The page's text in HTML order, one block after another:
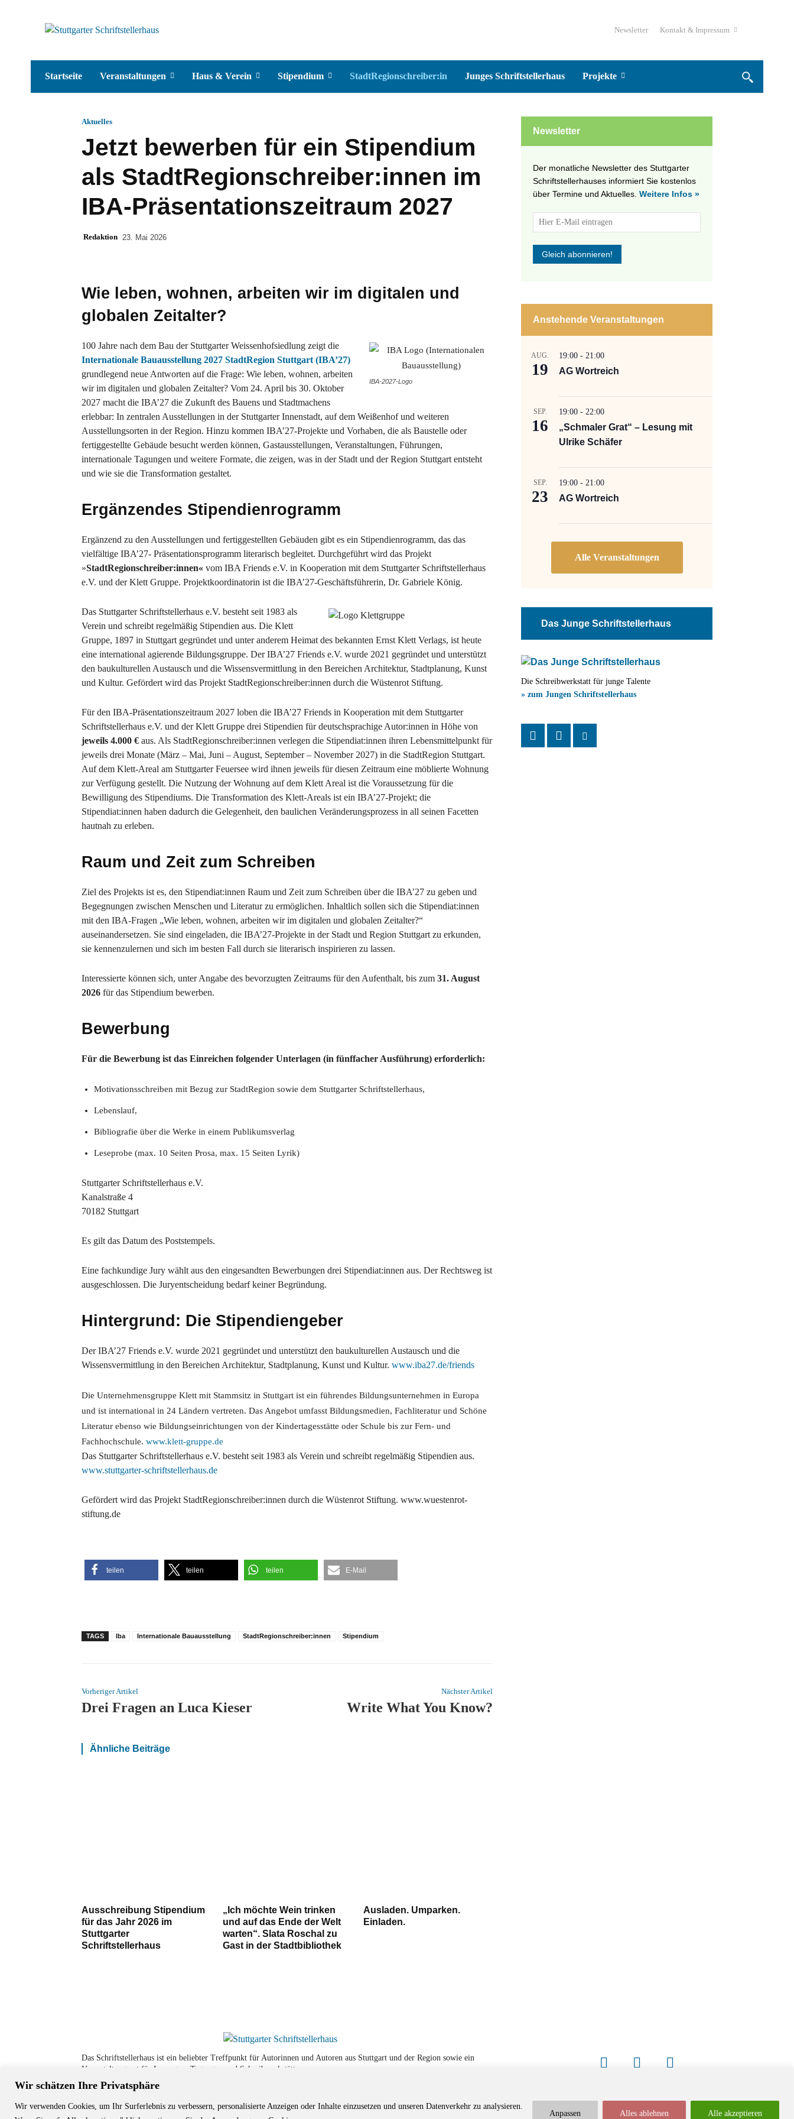
Wir schätzen Ihre Privatsphäre
Wir verwenden Cookies, um Ihr Surferlebnis zu verbessern, personalisierte Anzeigen oder Inhalte einzusetzen und unseren Datenverkehr zu analysieren.
Anpassen Alles ablehnen Alle akzeptieren
Newsletter Kontakt & Impressum
Startseite Veranstaltungen Haus & Verein Stipendium StadtRegionschreiber:in Junges Schriftstellerhaus Projekte
Aktuelles
Jetzt bewerben für ein Stipendium
als StadtRegionschreiber:innen im
IBA-Präsentationszeitraum 2027
Redaktion 23. Mai 2026
Wie leben, wohnen, arbeiten wir im digitalen und
globalen Zeitalter?
IBA-2027-Logo
100 Jahre nach dem Bau der Stuttgarter Weissenhofsiedlung zeigt die
Internationale Bauausstellung 2027 StadtRegion Stuttgart (IBA’27)
grundlegend neue Antworten auf die Frage: Wie leben, wohnen, arbeiten
wir im digitalen und globalen Zeitalter? Vom 24. April bis 30. Oktober
2027 macht die IBA’27 die Zukunft des Bauens und Stadtmachens
erlebbar: In zentralen Ausstellungen in der Stuttgarter Innenstadt, auf dem Weißenhof und weiteren
Ausstellungsorten in der Region. Hinzu kommen IBA’27-Projekte und Vorhaben, die als Baustelle oder
fertiggestellte Gebäude besucht werden können, Gastausstellungen, Veranstaltungen, Führungen,
internationale Tagungen und weitere Formate, die zeigen, was in der Stadt und der Region Stuttgart entsteht
und wie sie die Transformation gestaltet.
Ergänzendes Stipendienrogramm
Ergänzend zu den Ausstellungen und fertiggestellten Gebäuden gibt es ein Stipendienrogramm, das das
vielfältige IBA’27- Präsentationsprogramm literarisch begleitet. Durchgeführt wird das Projekt
»StadtRegionschreiber:innen« vom IBA Friends e.V. in Kooperation mit dem Stuttgarter Schriftstellerhaus
e.V. und der Klett Gruppe. Projektkoordinatorin ist die IBA’27-Geschäftsführerin, Dr. Gabriele König.
Das Stuttgarter Schriftstellerhaus e.V. besteht seit 1983 als
Verein und schreibt regelmäßig Stipendien aus. Die Klett
Gruppe, 1897 in Stuttgart gegründet und unter anderem Heimat des bekannten Ernst Klett Verlags, ist heute
eine international agierende Bildungsgruppe. Der IBA’27 Friends e.V. wurde 2021 gegründet und unterstützt
den baukulturellen Austausch und die Wissensvermittlung in den Bereichen Architektur, Stadtplanung, Kunst
und Kultur. Gefördert wird das Projekt StadtRegionschreiber:innen durch die Wüstenrot Stiftung.
Für den IBA-Präsentationszeitraum 2027 loben die IBA’27 Friends in Kooperation mit dem Stuttgarter
Schriftstellerhaus e.V. und der Klett Gruppe drei Stipendien für deutschsprachige Autor:innen in Höhe von
jeweils 4.000 € aus. Als StadtRegionschreiber:innen verlegen die Stipendiat:innen ihren Lebensmittelpunkt für
jeweils drei Monate (März – Mai, Juni – August, September – November 2027) in die StadtRegion Stuttgart.
Auf dem Klett-Areal am Stuttgarter Feuersee wird ihnen jeweils für diesen Zeitraum eine möblierte Wohnung
zur Verfügung gestellt. Die Nutzung der Wohnung auf dem Klett Areal ist die Voraussetzung für die
Bewilligung des Stipendiums. Die Transformation des Klett-Areals ist ein IBA’27-Projekt; die
Stipendiat:innen haben dadurch die Gelegenheit, den baulichen Veränderungsprozess in all seinen Facetten
hautnah zu erleben.
Raum und Zeit zum Schreiben
Ziel des Projekts ist es, den Stipendiat:innen Raum und Zeit zum Schreiben über die IBA’27 zu geben und
Begegnungen zwischen Menschen und Literatur zu ermöglichen. Inhaltlich sollen sich die Stipendiat:innen
mit den IBA-Fragen „Wie leben, wohnen, arbeiten wir im digitalen und globalen Zeitalter?“
auseinandersetzen. Sie sind eingeladen, die IBA’27-Projekte in der Stadt und Region Stuttgart zu erkunden,
sie kennenzulernen und sich im besten Fall durch sie literarisch inspirieren zu lassen.
Interessierte können sich, unter Angabe des bevorzugten Zeitraums für den Aufenthalt, bis zum 31. August
2026 für das Stipendium bewerben.
Bewerbung
Für die Bewerbung ist das Einreichen folgender Unterlagen (in fünffacher Ausführung) erforderlich:
Motivationsschreiben mit Bezug zur StadtRegion sowie dem Stuttgarter Schriftstellerhaus,
Lebenslauf,
Bibliografie über die Werke in einem Publikumsverlag
Leseprobe (max. 10 Seiten Prosa, max. 15 Seiten Lyrik)
Stuttgarter Schriftstellerhaus e.V.
Kanalstraße 4
70182 Stuttgart
Es gilt das Datum des Poststempels.
Eine fachkundige Jury wählt aus den eingesandten Bewerbungen drei Stipendiat:innen aus. Der Rechtsweg ist
ausgeschlossen. Die Juryentscheidung bedarf keiner Begründung.
Hintergrund: Die Stipendiengeber
Der IBA’27 Friends e.V. wurde 2021 gegründet und unterstützt den baukulturellen Austausch und die
Wissensvermittlung in den Bereichen Architektur, Stadtplanung, Kunst und Kultur. www.iba27.de/friends
Die Unternehmensgruppe Klett mit Stammsitz in Stuttgart ist ein führendes Bildungsunternehmen in Europa
und ist international in 24 Ländern vertreten. Das Angebot umfasst Bildungsmedien, Fachliteratur und Schöne
Literatur ebenso wie Bildungseinrichtungen von der Kindertagesstätte oder Schule bis zur Fern- und
Fachhochschule. www.klett-gruppe.de
Das Stuttgarter Schriftstellerhaus e.V. besteht seit 1983 als Verein und schreibt regelmäßig Stipendien aus.
www.stuttgarter-schriftstellerhaus.de
Gefördert wird das Projekt StadtRegionschreiber:innen durch die Wüstenrot Stiftung. www.wuestenrot-
stiftung.de
teilen teilen teilen E-Mail
TAGS Iba Internationale Bauausstellung StadtRegionschreiber:innen Stipendium
Vorheriger Artikel
Drei Fragen an Luca Kieser
Nächster Artikel
Write What You Know?
Ähnliche Beiträge
Ausschreibung Stipendium
für das Jahr 2026 im
Stuttgarter
Schriftstellerhaus
„Ich möchte Wein trinken
und auf das Ende der Welt
warten“. Slata Roschal zu
Gast in der Stadtbibliothek
Ausladen. Umparken.
Einladen.
Newsletter
Der monatliche Newsletter des Stuttgarter
Schriftstellerhauses informiert Sie kostenlos
über Termine und Aktuelles. Weitere Infos »
Anstehende Veranstaltungen
AUG.
19
19:00 - 21:00
AG Wortreich
SEP.
16
19:00 - 22:00
„Schmaler Grat“ – Lesung mit
Ulrike Schäfer
SEP.
23
19:00 - 21:00
AG Wortreich
Das Junge Schriftstellerhaus
Die Schreibwerkstatt für junge Talente
» zum Jungen Schriftstellerhaus
Das Schriftstellerhaus ist ein beliebter Treffpunkt für Autorinnen und Autoren aus Stuttgart und der Region sowie ein
Veranstaltungsort für Lesungen, Tagungen und Schreibwerkstätten.
© Stuttgarter Schriftstellerhaus Newsletter Impressum / Kontakt